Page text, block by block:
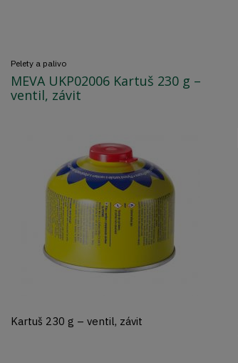
Pelety a palivo
MEVA UKP02006 Kartuš 230 g –
ventil, závit
Kartuš 230 g – ventil, závit